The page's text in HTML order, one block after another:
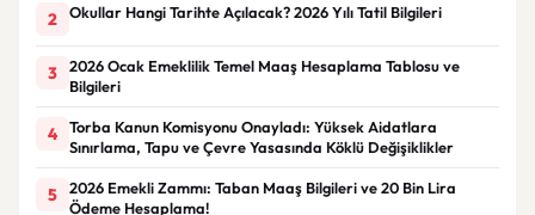
2 Okullar Hangi Tarihte Açılacak? 2026 Yılı Tatil Bilgileri
3
2026 Ocak Emeklilik Temel Maaş Hesaplama Tablosu ve
Bilgileri
4
Torba Kanun Komisyonu Onayladı: Yüksek Aidatlara
Sınırlama, Tapu ve Çevre Yasasında Köklü Değişiklikler
5
2026 Emekli Zammı: Taban Maaş Bilgileri ve 20 Bin Lira
Ödeme Hesaplama!